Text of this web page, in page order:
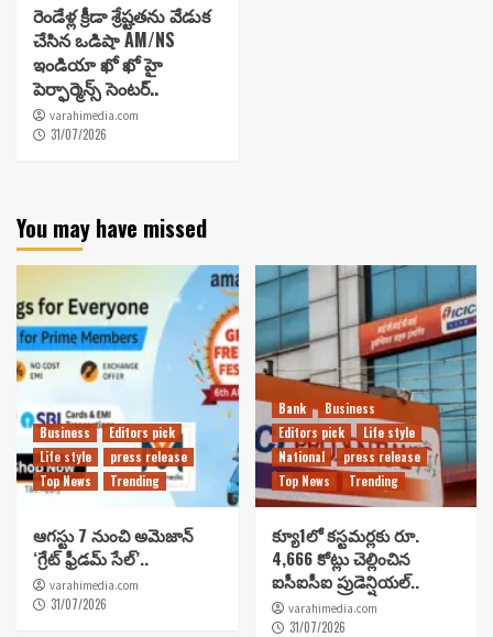
రెండేళ్ల క్రీడా శ్రేష్టతను వేడుక
చేసిన ఒడిషా AM/NS
ఇండియా ఖో ఖో హై
పెర్ఫార్మెన్స్ సెంటర్..
varahimedia.com
31/07/2026
You may have missed
Business
Editors pick
Life style
press release
Top News
Trending
ఆగస్టు 7 నుంచి అమెజాన్
‘గ్రేట్ ఫ్రీడమ్ సేల్’..
varahimedia.com
31/07/2026
Bank
Business
Editors pick
Life style
National
press release
Top News
Trending
క్యూ1లో కస్టమర్లకు రూ.
4,666 కోట్లు చెల్లించిన
ఐసీఐసీఐ ప్రుడెన్షియల్..
varahimedia.com
31/07/2026